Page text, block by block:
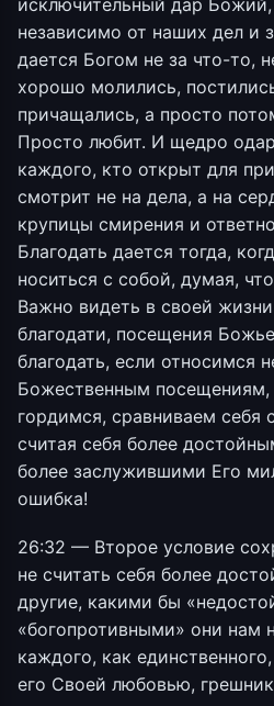
исключительный дар
независимо от наших дел и
дается Богом не за что-то,
хорошо молились,
причащались, а просто
Просто любит. И щедро
каждого, кто открыт для
смотрит не на дела, а на
крупицы смирения и
Благодать дается тогда,
носиться с собой, думая,
Важно видеть в своей
благодати, посещения
благодать, если относимся
Божественным посещениям,
гордимся, сравниваем себя
считая себя более
более заслужившими Его
ошибка!
26:32 — Второе условие
не считать себя более
другие, какими бы
«богопротивными» они нам
каждого, как
его Своей любовью,